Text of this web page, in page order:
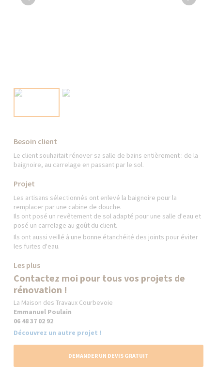
Besoin client
Le client souhaitait rénover sa salle de bains entièrement : de la
baignoire, au carrelage en passant par le sol.
Projet
Les artisans sélectionnés ont enlevé la baignoire pour la
remplacer par une cabine de douche.
Ils ont posé un revêtement de sol adapté pour une salle d'eau et
posé un carrelage au goût du client.
Ils ont aussi veillé à une bonne étanchéité des joints pour éviter
les fuites d'eau.
Les plus
Contactez moi pour tous vos projets de
rénovation !
La Maison des Travaux Courbevoie
Emmanuel Poulain
06 48 37 02 92
Découvrez un autre projet !
DEMANDER UN DEVIS GRATUIT